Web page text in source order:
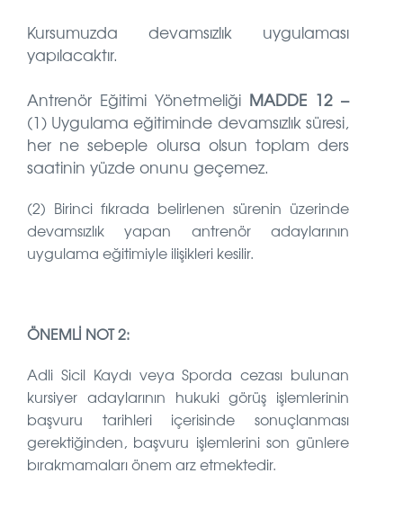
Kursumuzda devamsızlık uygulaması
yapılacaktır.
Antrenör Eğitimi Yönetmeliği MADDE 12 –
(1) Uygulama eğitiminde devamsızlık süresi,
her ne sebeple olursa olsun toplam ders
saatinin yüzde onunu geçemez.
(2) Birinci fıkrada belirlenen sürenin üzerinde
devamsızlık yapan antrenör adaylarının
uygulama eğitimiyle ilişikleri kesilir.
ÖNEMLİ NOT 2:
Adli Sicil Kaydı veya Sporda cezası bulunan
kursiyer adaylarının hukuki görüş işlemlerinin
başvuru tarihleri içerisinde sonuçlanması
gerektiğinden, başvuru işlemlerini son günlere
bırakmamaları önem arz etmektedir.